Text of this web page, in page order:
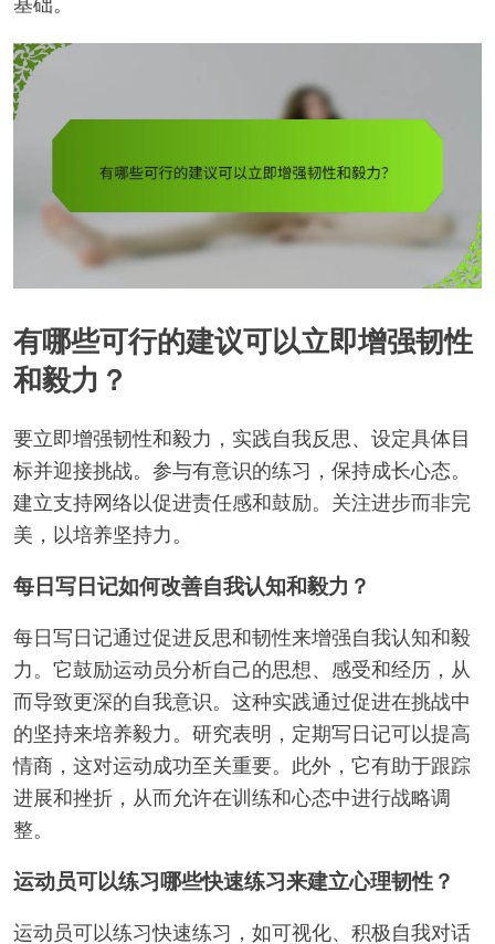
有哪些可行的建议可以立即增强韧性
和毅力？
要立即增强韧性和毅力，实践自我反思、设定具体目
标并迎接挑战。参与有意识的练习，保持成长心态。
建立支持网络以促进责任感和鼓励。关注进步而非完
美，以培养坚持力。
每日写日记如何改善自我认知和毅力？
每日写日记通过促进反思和韧性来增强自我认知和毅
力。它鼓励运动员分析自己的思想、感受和经历，从
而导致更深的自我意识。这种实践通过促进在挑战中
的坚持来培养毅力。研究表明，定期写日记可以提高
情商，这对运动成功至关重要。此外，它有助于跟踪
进展和挫折，从而允许在训练和心态中进行战略调
整。
运动员可以练习哪些快速练习来建立心理韧性？
运动员可以练习快速练习，如可视化、积极自我对话